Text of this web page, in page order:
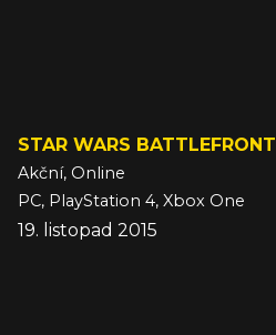
STAR WARS BATTLEFRONT
Akční, Online
PC, PlayStation 4, Xbox One
19. listopad 2015